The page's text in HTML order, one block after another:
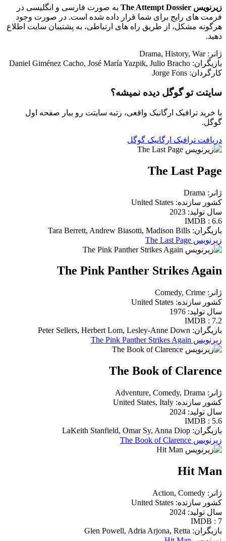
زیرنویس The Attempt Dossier
به صورت فارسی و انگلیسی در
فرمت های رایج برای شما قرار داده شده است. در صورت وجود
هرگونه مشکل، از طریق راه های ارتباطی، به پشتیبان سایت اطلاع
دهید.
ژانر: Drama, History, War
بازیگران: Daniel Giménez Cacho, José María Yazpik, Julio Bracho
کارگردان: Jorge Fons
سایتت تو گوگل دیده نمیشه؟
با خرید ترافیک ارگانیک واقعی، رتبه سایتت رو بیار صفحه اول
گوگل.
دریافت ترافیک ارگانیک گوگل
The Last Page
ژانر: Drama
کشور سازنده: United States
سال تولید: 2023
IMDB : 6.6
بازیگران: Tara Berrett, Andrew Biasotti, Madison Bills
زیرنویس The Last Page
The Pink Panther Strikes Again
ژانر: Comedy, Crime
کشور سازنده: United States
سال تولید: 1976
IMDB : 7.2
بازیگران: Peter Sellers, Herbert Lom, Lesley-Anne Down
زیرنویس The Pink Panther Strikes Again
The Book of Clarence
ژانر: Adventure, Comedy, Drama
کشور سازنده: United States, Italy
سال تولید: 2024
IMDB : 5.6
بازیگران: LaKeith Stanfield, Omar Sy, Anna Diop
زیرنویس The Book of Clarence
Hit Man
ژانر: Action, Comedy
کشور سازنده: United States
سال تولید: 2024
IMDB : 7
بازیگران: Glen Powell, Adria Arjona, Retta